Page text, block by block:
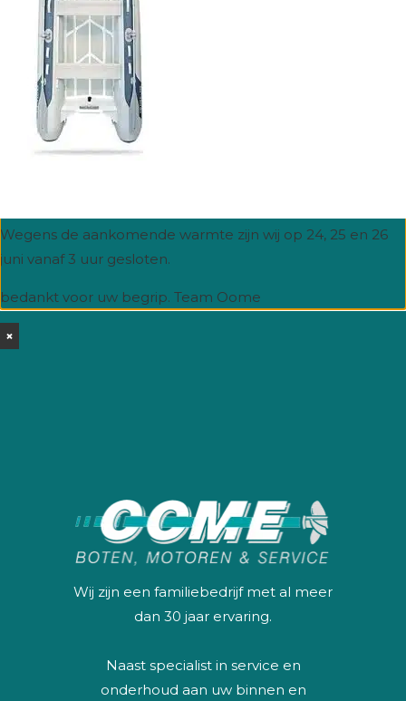
Wij zijn een familiebedrijf met al meer
dan 30 jaar ervaring.
Naast specialist in service en
onderhoud aan uw binnen en
Wegens de aankomende warmte zijn wij op 24, 25 en 26
juni vanaf 3 uur gesloten.
bedankt voor uw begrip. Team Oome
×